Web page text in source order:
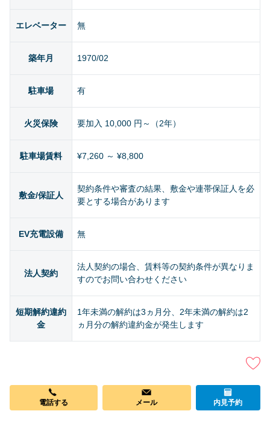
エレベーター 無
築年月 1970/02
駐車場 有
火災保険 要加入 10,000 円～（2年）
駐車場賃料 ¥7,260 ～ ¥8,800
敷金/保証人
契約条件や審査の結果、敷金や連帯保証人を必
要とする場合があります
EV充電設備 無
法人契約
法人契約の場合、賃料等の契約条件が異なりま
すのでお問い合わせください
短期解約違約
金
1年未満の解約は3ヵ月分、2年未満の解約は2
ヵ月分の解約違約金が発生します
電話する メール 内見予約